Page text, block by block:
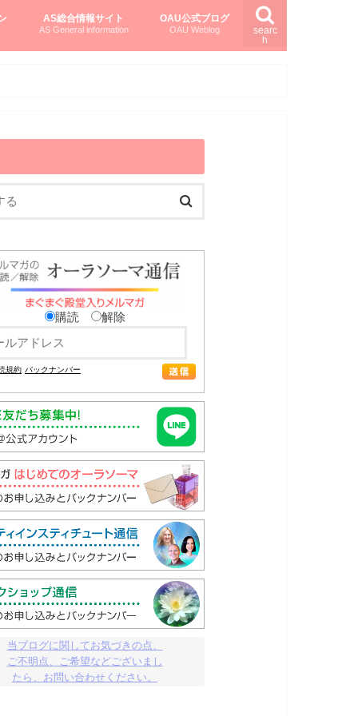
searc
h
AS総合情報サイト
AS General information
OAU公式ブログ
OAU Weblog
購読 解除
規約 バックナンバー
当ブログに関してお気づきの点、
ご不明点、ご希望などございまし
たら、お問い合わせください。